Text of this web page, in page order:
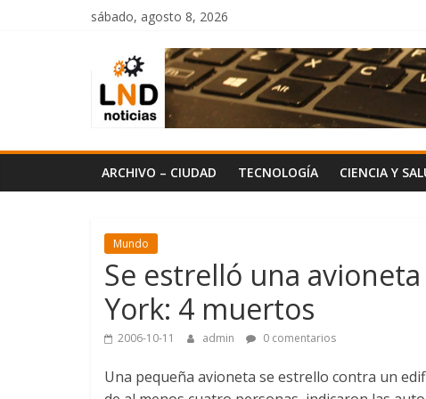
sábado, agosto 8, 2026
LND
Noticias
ARCHIVO – CIUDAD TECNOLOGÍA CIENCIA Y
Mundo
Se estrelló una
York: 4 muertos
2006-10-11 admin 0 comentarios
Una pequeña avioneta se estrello contra un